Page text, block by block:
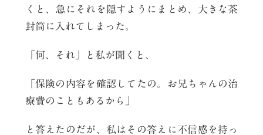
くと、急にそれを隠すようにまとめ、大きな茶
封筒に入れてしまった。
「何、それ」と私が聞くと、
「保険の内容を確認してたの。お兄ちゃんの治
療費のこともあるから」
と答えたのだが、私はその答えに不信感を持っ